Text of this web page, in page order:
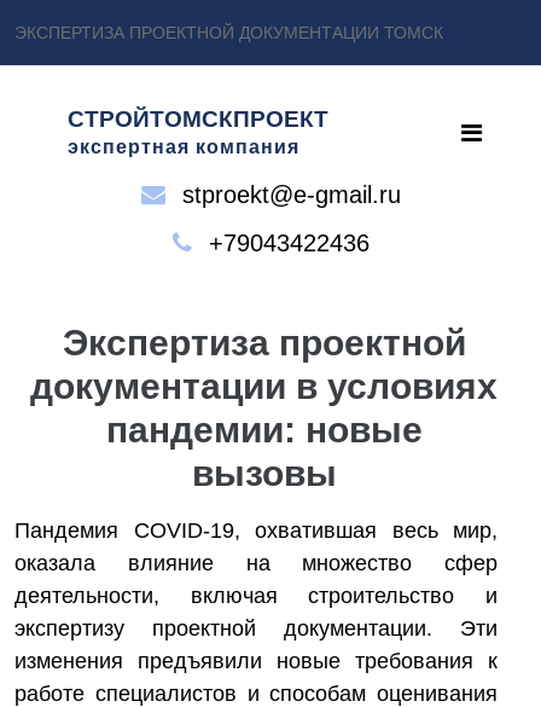
ЭКСПЕРТИЗА ПРОЕКТНОЙ ДОКУМЕНТАЦИИ ТОМСК
СТРОЙТОМСКПРОЕКТ
экспертная компания
stproekt@e-gmail.ru
+79043422436
Экспертиза проектной
документации в условиях
пандемии: новые
вызовы
Пандемия COVID-19, охватившая весь мир,
оказала влияние на множество сфер
деятельности, включая строительство и
экспертизу проектной документации. Эти
изменения предъявили новые требования к
работе специалистов и способам оценивания